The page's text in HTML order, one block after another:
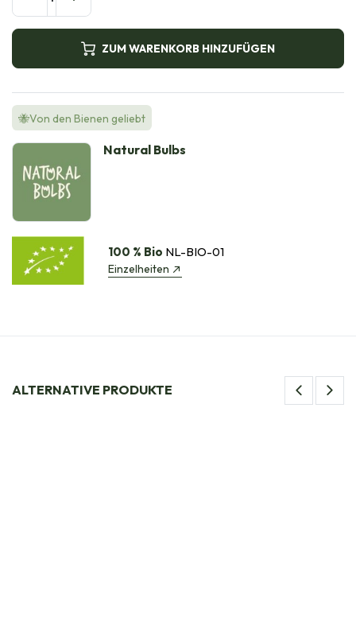
ZUM WARENKORB HINZUFÜGEN
🐝Von den Bienen geliebt
Natural Bulbs
100 % Bio NL-BIO-01
Einzelheiten
ALTERNATIVE PRODUKTE